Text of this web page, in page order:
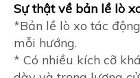
Sự thật về bản lề lò
*Bản lề lò xo tác
mỗi hướng.
* Có nhiều kích cỡ